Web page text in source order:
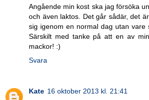
Angående min kost ska jag försöka
och även laktos. Det går sådär, det
sig igenom en normal dag utan vare
Särskilt med tanke på att en av
mackor! :)
Svara
Kate 16 oktober 2013 kl. 21:41